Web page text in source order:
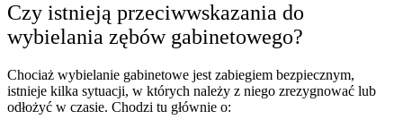
Czy istnieją przeciwwskazania do
wybielania zębów gabinetowego?
Chociaż wybielanie gabinetowe jest zabiegiem bezpiecznym,
istnieje kilka sytuacji, w których należy z niego zrezygnować lub
odłożyć w czasie. Chodzi tu głównie o: